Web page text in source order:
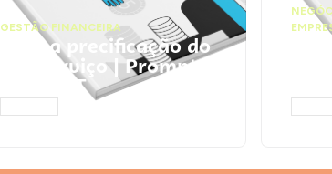
GESTÃO FINANCEIRA
Faça a precificação do
seu serviço | Prompts
ChatGPT